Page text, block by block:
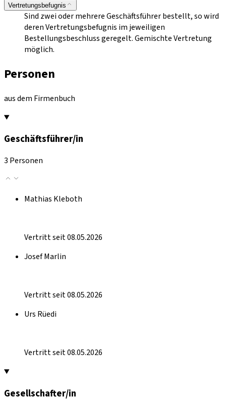
Vertretungsbefugnis
Sind zwei oder mehrere Geschäftsführer bestellt, so wird
deren Vertretungsbefugnis im jeweiligen
Bestellungsbeschluss geregelt. Gemischte Vertretung
möglich.
Personen
aus dem Firmenbuch
Geschäftsführer/in
3 Personen
Mathias Kleboth
Vertritt seit 08.05.2026
Josef Marlin
Vertritt seit 08.05.2026
Urs Rüedi
Vertritt seit 08.05.2026
Gesellschafter/in